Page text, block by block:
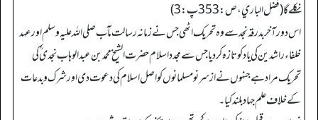
نکلے گا (فضل الباري، ص: 353پ: 3)
اس دور آخر بدرقہ نجد سے وہ تحریک اٹھی جس نے زمانہ رسالت مآب صلی اللہ علیہ وسلم اور عہد
خلفاء راشدین کی یاد کو تازہ کردیا جس سے مجدد اسلام حضرت الشیخ محمد بن عبد الوہاب نجدی ؒ کی
تحریک مراد ہے جنہوں نے ازسر نو مسلمانوں کو اصل اسلام کی دعوت دی ا ور شرک وبدعات
کے خلاف علم جہاد بلند کیا۔